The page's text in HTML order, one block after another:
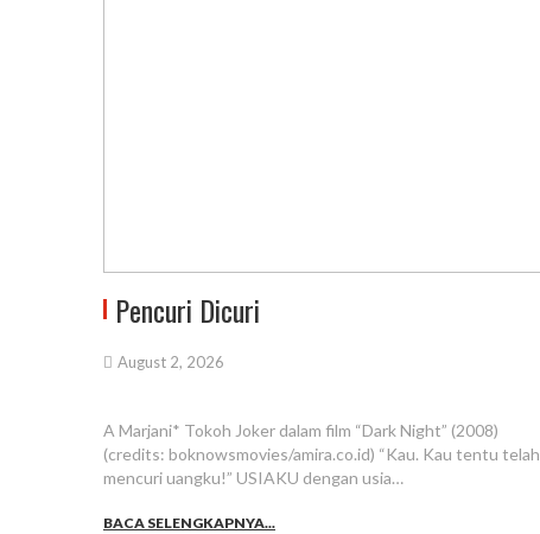
Pencuri Dicuri
August 2, 2026
A Marjani* Tokoh Joker dalam film “Dark Night” (2008)
(credits: boknowsmovies/amira.co.id) “Kau. Kau tentu telah
mencuri uangku!” USIAKU dengan usia…
BACA SELENGKAPNYA...